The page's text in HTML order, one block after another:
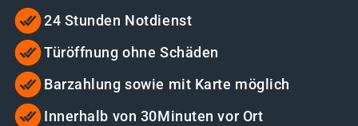
24 Stunden Notdienst
Türöffnung ohne Schäden
Barzahlung sowie mit Karte möglich
Innerhalb von 30Minuten vor Ort